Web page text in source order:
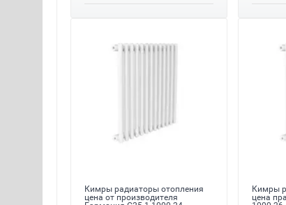
Кимры радиаторы отопления
цена от производителя
Кимры
цена